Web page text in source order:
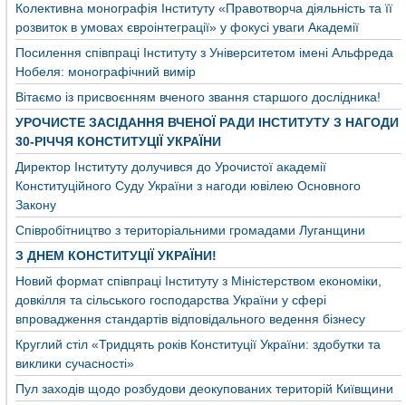
Колективна монографія Інституту «Правотворча діяльність та її
розвиток в умовах євроінтеграції» у фокусі уваги Академії
Посилення співпраці Інституту з Університетом імені Альфреда
Нобеля: монографічний вимір
Вітаємо із присвоєнням вченого звання старшого дослідника!
УРОЧИСТЕ ЗАСІДАННЯ ВЧЕНОЇ РАДИ ІНСТИТУТУ З НАГОДИ
30-РІЧЧЯ КОНСТИТУЦІЇ УКРАЇНИ
Директор Інституту долучився до Урочистої академії
Конституційного Суду України з нагоди ювілею Основного
Закону
Співробітництво з територіальними громадами Луганщини
З ДНЕМ КОНСТИТУЦІЇ УКРАЇНИ!
Новий формат співпраці Інституту з Міністерством економіки,
довкілля та сільського господарства України у сфері
впровадження стандартів відповідального ведення бізнесу
Круглий стіл «Тридцять років Конституції України: здобутки та
виклики сучасності»
Пул заходів щодо розбудови деокупованих територій Київщини